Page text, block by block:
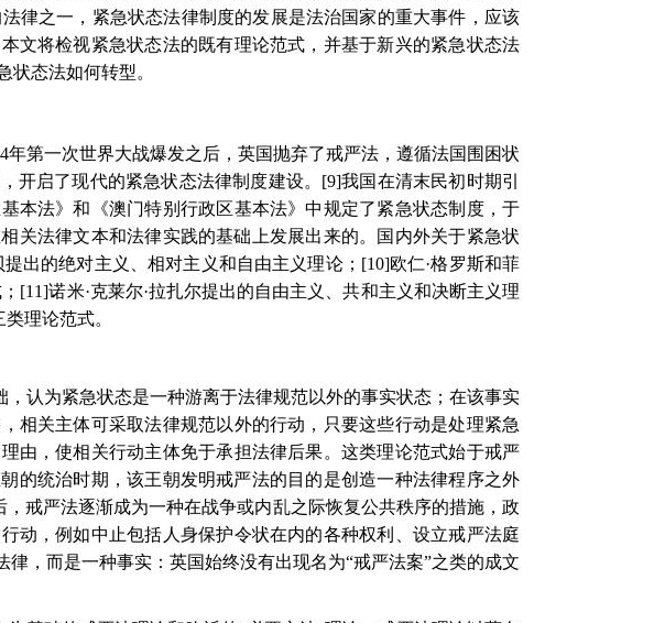
律之一，紧急状态法律制度的发展是法治国家的重大事件，应该
文将检视紧急状态法的既有理论范式，并基于新兴的紧急状态法
状态法如何转型。
年第一次世界大战爆发之后，英国抛弃了戒严法，遵循法国围困状
开启了现代的紧急状态法律制度建设。 [9]我国在清末民初时期引
本法》和《澳门特别行政区基本法》中规定了紧急状态制度，于
关法律文本和法律实践的基础上发展出来的。国内外关于紧急状
出的绝对主义、相对主义和自由主义理论； [10]欧仁·格罗斯和菲
[11]诺米·克莱尔·拉扎尔提出的自由主义、共和主义和决断主义理
理论范式。
认为紧急状态是一种游离于法律规范以外的事实状态；在该事实
相关主体可采取法律规范以外的行动，只要这些行动是处理紧急
由，使相关行动主体免于承担法律后果。这类理论范式始于戒严
的统治时期，该王朝发明戒严法的目的是创造一种法律程序之外
，戒严法逐渐成为一种在战争或内乱之际恢复公共秩序的措施，政
动，例如中止包括人身保护令状在内的各种权利、设立戒严法庭
，而是一种事实：英国始终没有出现名为“戒严法案”之类的成文